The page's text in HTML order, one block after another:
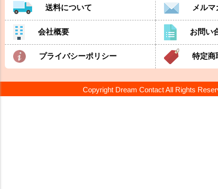
送料について メル
会社概要 お問い
プライバシーポリシー 特定商
Copyright Dream Contact All Rights